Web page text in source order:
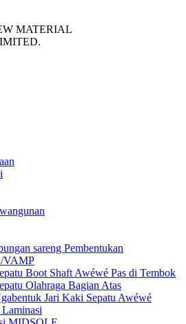
MATERIAL
sareng Pembentukan
VAMP
Boot Shaft Awéwé Pas di Tembok
Olahraga Bagian Atas
Jari Kaki Sepatu Awéwé